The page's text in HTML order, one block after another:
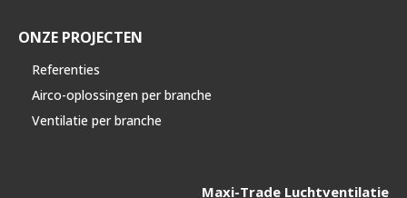
ONZE PROJECTEN
Referenties
Airco-oplossingen per branche
Ventilatie per branche
Maxi-Trade Luchtventilatie